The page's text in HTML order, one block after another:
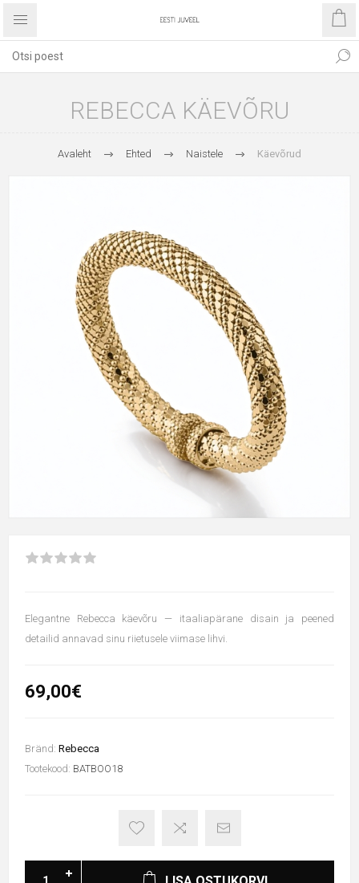
REBECCA KÄEVÕRU
Avaleht Ehted Naistele Käevõrud
Elegantne Rebecca käevõru — itaaliapärane disain ja peened
detailid annavad sinu riietusele viimase lihvi.
69,00€
Bränd: Rebecca
Tootekood: BATBOO18